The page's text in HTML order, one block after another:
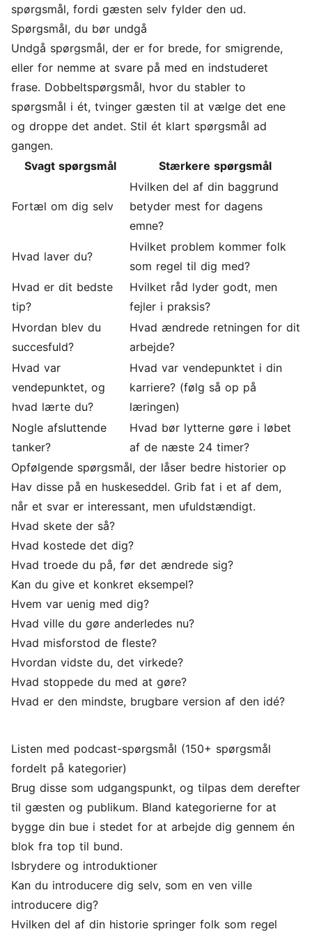
spørgsmål, fordi gæsten selv fylder den ud.
Spørgsmål, du bør undgå
Undgå spørgsmål, der er for brede, for smigrende,
eller for nemme at svare på med en indstuderet
frase. Dobbeltspørgsmål, hvor du stabler to
spørgsmål i ét, tvinger gæsten til at vælge det ene
og droppe det andet. Stil ét klart spørgsmål ad
gangen.
Svagt spørgsmål
Stærkere spørgsmål
Fortæl om dig selv
Hvilken del af din baggrund
betyder mest for dagens
emne?
Hvad laver du?
Hvilket problem kommer folk
som regel til dig med?
Hvad er dit bedste
tip?
Hvilket råd lyder godt, men
fejler i praksis?
Hvordan blev du
succesfuld?
Hvad ændrede retningen for dit
arbejde?
Hvad var
vendepunktet, og
hvad lærte du?
Hvad var vendepunktet i din
karriere? (følg så op på
læringen)
Nogle afsluttende
tanker?
Hvad bør lytterne gøre i løbet
af de næste 24 timer?
Opfølgende spørgsmål, der låser bedre historier op
Hav disse på en huskeseddel. Grib fat i et af dem,
når et svar er interessant, men ufuldstændigt.
Hvad skete der så?
Hvad kostede det dig?
Hvad troede du på, før det ændrede sig?
Kan du give et konkret eksempel?
Hvem var uenig med dig?
Hvad ville du gøre anderledes nu?
Hvad misforstod de fleste?
Hvordan vidste du, det virkede?
Hvad stoppede du med at gøre?
Hvad er den mindste, brugbare version af den idé?
Listen med podcast-spørgsmål (150+ spørgsmål
fordelt på kategorier)
Brug disse som udgangspunkt, og tilpas dem derefter
til gæsten og publikum. Bland kategorierne for at
bygge din bue i stedet for at arbejde dig gennem én
blok fra top til bund.
Isbrydere og introduktioner
Kan du introducere dig selv, som en ven ville
introducere dig?
Hvilken del af din historie springer folk som regel